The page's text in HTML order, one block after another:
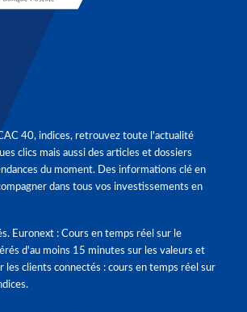
40, indices, retrouvez toute l'actualité
clics mais aussi des articles et dossiers
du moment. Des informations clé en
dans tous vos investissements en
Euronext : Cours en temps réel sur le
d'au moins 15 minutes sur les valeurs et
les clients connectés : cours en temps réel sur